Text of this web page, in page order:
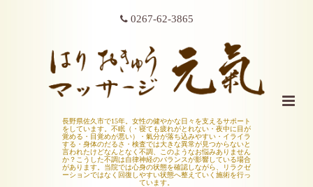
0267-62-3865
長野県佐久市で15年。女性の健やかな日々を支えるサポート
をしています。不眠（・寝ても疲れがとれない・夜中に目が
覚める・目覚めが悪い）・氣分が落ち込みやすい・イライラ
する・身体のだるさ・検査では大きな異常が見つからないと
言われたけどなんとなく不調、このようなお悩みありません
か？こうした不調は自律神経のバランスが影響している場合
があります。当院では心身の状態を確認しながら、リラクゼ
ーションではなく回復しやすい状態へ整えていく施術を行っ
ています。